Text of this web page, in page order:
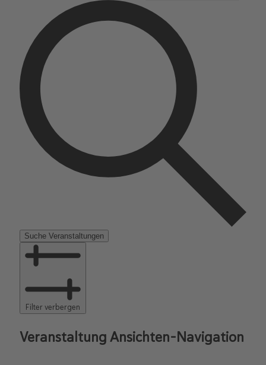
Suche Veranstaltungen
Filter verbergen
Veranstaltung Ansichten-Navigation